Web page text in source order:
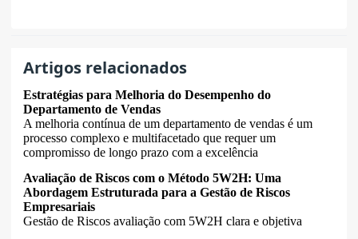
Artigos relacionados
Estratégias para Melhoria do Desempenho do
Departamento de Vendas
A melhoria contínua de um departamento de vendas é um
processo complexo e multifacetado que requer um
compromisso de longo prazo com a excelência
Avaliação de Riscos com o Método 5W2H: Uma
Abordagem Estruturada para a Gestão de Riscos
Empresariais
Gestão de Riscos avaliação com 5W2H clara e objetiva